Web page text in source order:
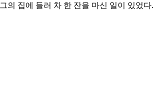
의 집에 들러 차 한 잔을 마신 일이 있었다.